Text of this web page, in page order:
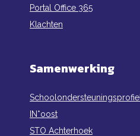
Portal Office 365
Klachten
Samenwerking
Schoolondersteuningsprofiel
IN*oost
STO Achterhoek